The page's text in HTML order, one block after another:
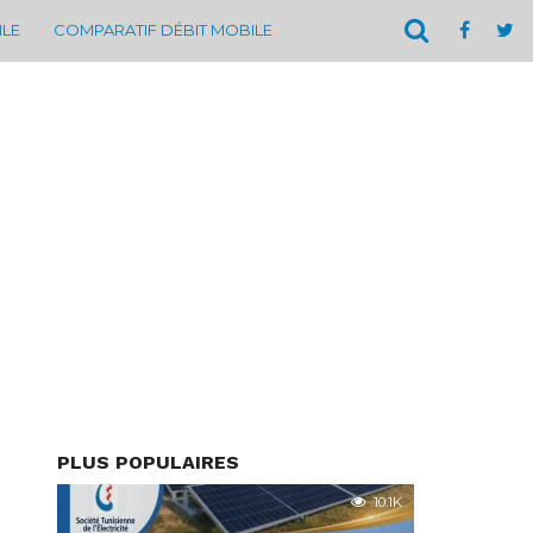
COMPARATIF DÉBIT MOBILE
PLUS POPULAIRES
10.1K